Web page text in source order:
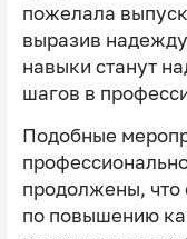
пожелала
выразив
навыки станут
шагов в
Подобные
продолжены, что
по повышению